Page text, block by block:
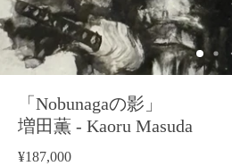
「Nobunagaの影」
増田薫 - Kaoru Masuda
¥187,000